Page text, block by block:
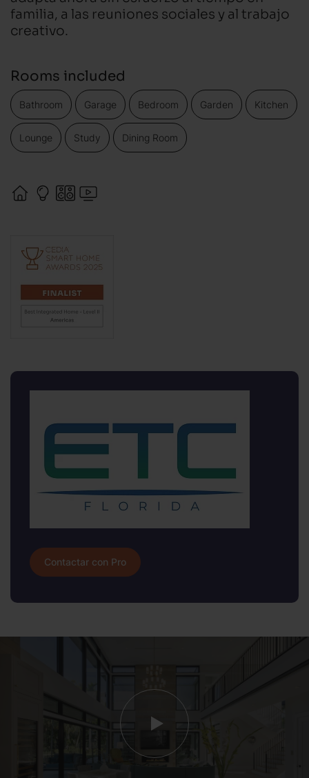
familia, a las reuniones sociales y al trabajo
creativo.
Rooms included
Bathroom Garage Bedroom Garden Kitchen
Lounge Study Dining Room
Contactar con Pro